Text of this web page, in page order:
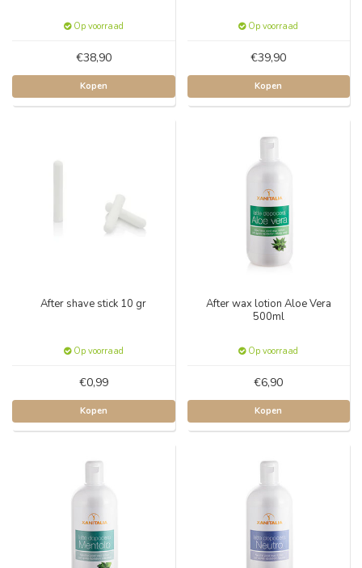
Op voorraad
€38,90
Kopen
Op voorraad
€39,90
Kopen
After shave stick 10 gr
Op voorraad
€0,99
Kopen
After wax lotion Aloe Vera
500ml
Op voorraad
€6,90
Kopen